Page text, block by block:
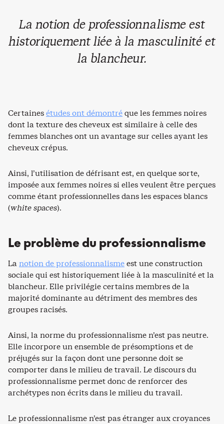
La notion de professionnalisme est
historiquement liée à la masculinité et
la blancheur.
Certainesétudes ont démontréque les femmes noires
dont la texture des cheveux est similaire à celle des
femmes blanches ont un avantage sur celles ayant les
cheveux crépus.
Ainsi, l’utilisation de défrisant est, en quelque sorte,
imposée aux femmes noires si elles veulent être perçues
comme étant professionnelles dans les espaces blancs
(white spaces).
Le problème du professionnalisme
Lanotion de professionnalismeest une construction
sociale qui est historiquement liée à la masculinité et la
blancheur. Elle privilégie certains membres de la
majorité dominante au détriment des membres des
groupes racisés.
Ainsi, la norme du professionnalisme n’est pas neutre.
Elle incorpore un ensemble de présomptions et de
préjugés sur la façon dont une personne doit se
comporter dans le milieu de travail. Le discours du
professionnalisme permet donc de renforcer des
archétypes non écrits dans le milieu du travail.
Le professionnalisme n’est pas étranger aux croyances